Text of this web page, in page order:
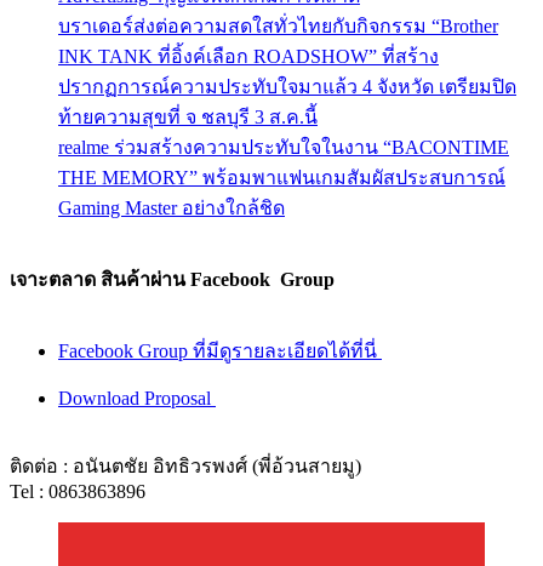
บราเดอร์ส่งต่อความสดใสทั่วไทยกับกิจกรรม “Brother
INK TANK ที่อิ้งค์เลือก ROADSHOW” ที่สร้าง
ปรากฏการณ์ความประทับใจมาแล้ว 4 จังหวัด เตรียมปิด
ท้ายความสุขที่ จ ชลบุรี 3 ส.ค.นี้
realme ร่วมสร้างความประทับใจในงาน “BACONTIME
THE MEMORY” พร้อมพาแฟนเกมสัมผัสประสบการณ์
Gaming Master อย่างใกล้ชิด
เจาะตลาด สินค้าผ่าน Facebook Group
Facebook Group ที่มีดูรายละเอียดได้ที่นี่
Download Proposal
ติดต่อ : อนันตชัย อิทธิวรพงศ์ (พี่อ้วนสายมู)
Tel : 0863863896